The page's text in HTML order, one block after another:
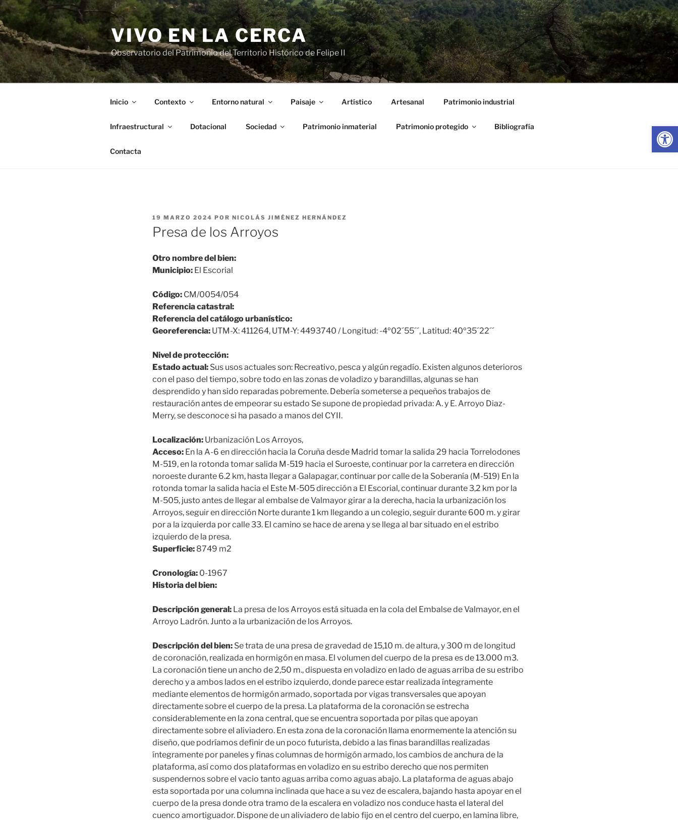
Abrir
Saltar
al
contenido
VIVO EN LA CERCA
Observatorio del Patrimonio del Territorio Histórico de Felipe II
Inicio Contexto Entorno natural Paisaje Artístico Artesanal Patrimonio industrial
Infraestructural Dotacional Sociedad Patrimonio inmaterial Patrimonio protegido Bibliografía
Contacta
PUBLICADO
EL
19 MARZO 2024 POR NICOLÁS JIMÉNEZ HERNÁNDEZ
Presa de los Arroyos
Otro nombre del bien:
Municipio: El Escorial
Código: CM/0054/054
Referencia catastral:
Referencia del catálogo urbanístico:
Georeferencia: UTM-X: 411264, UTM-Y: 4493740 / Longitud: -4º02´55´´, Latitud: 40º35´22´´
Nivel de protección:
Estado actual: Sus usos actuales son: Recreativo, pesca y algún regadío. Existen algunos deterioros
con el paso del tiempo, sobre todo en las zonas de voladizo y barandillas, algunas se han
desprendido y han sido reparadas pobremente. Debería someterse a pequeños trabajos de
restauración antes de empeorar su estado Se supone de propiedad privada: A. y E. Arroyo Diaz-
Merry, se desconoce si ha pasado a manos del CYII.
Localización: Urbanización Los Arroyos,
Acceso: En la A-6 en dirección hacia la Coruña desde Madrid tomar la salida 29 hacia Torrelodones
M-519, en la rotonda tomar salida M-519 hacia el Suroeste, continuar por la carretera en dirección
noroeste durante 6.2 km, hasta llegar a Galapagar, continuar por calle de la Soberanía (M-519) En la
rotonda tomar la salida hacia el Este M-505 dirección a El Escorial, continuar durante 3,2 km por la
M-505, justo antes de llegar al embalse de Valmayor girar a la derecha, hacia la urbanización los
Arroyos, seguir en dirección Norte durante 1 km llegando a un colegio, seguir durante 600 m. y girar
por a la izquierda por calle 33. El camino se hace de arena y se llega al bar situado en el estribo
izquierdo de la presa.
Superficie: 8749 m2
Cronología: 0-1967
Historia del bien:
Descripción general: La presa de los Arroyos está situada en la cola del Embalse de Valmayor, en el
Arroyo Ladrón. Junto a la urbanización de los Arroyos.
Descripción del bien: Se trata de una presa de gravedad de 15,10 m. de altura, y 300 m de longitud
de coronación, realizada en hormigón en masa. El volumen del cuerpo de la presa es de 13.000 m3.
La coronación tiene un ancho de 2,50 m., dispuesta en voladizo en lado de aguas arriba de su estribo
derecho y a ambos lados en el estribo izquierdo, donde parece estar realizada íntegramente
mediante elementos de hormigón armado, soportada por vigas transversales que apoyan
directamente sobre el cuerpo de la presa. La plataforma de la coronación se estrecha
considerablemente en la zona central, que se encuentra soportada por pilas que apoyan
directamente sobre el aliviadero. En esta zona de la coronación llama enormemente la atención su
diseño, que podríamos definir de un poco futurista, debido a las finas barandillas realizadas
íntegramente por paneles y finas columnas de hormigón armado, los cambios de anchura de la
plataforma, así como dos plataformas en voladizo en su estribo derecho que nos permiten
suspendernos sobre el vacio tanto aguas arriba como aguas abajo. La plataforma de aguas abajo
esta soportada por una columna inclinada que hace a su vez de escalera, bajando hasta apoyar en el
cuerpo de la presa donde otra tramo de la escalera en voladizo nos conduce hasta el lateral del
cuenco amortiguador. Dispone de un aliviadero de labio fijo en el centro del cuerpo, en lamina libre,